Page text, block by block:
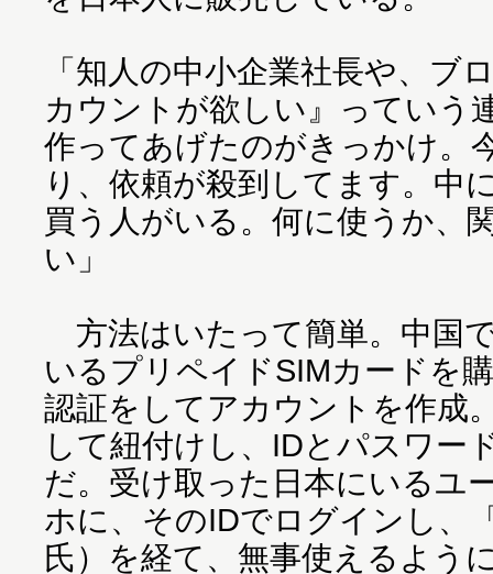
「知人の中小企業社長や、ブ
カウントが欲しい』っていう
作ってあげたのがきっかけ。
り、依頼が殺到してます。中
買う人がいる。何に使うか、
い」
方法はいたって簡単。中国
いるプリペイドSIMカードを
認証をしてアカウントを作成
して紐付けし、IDとパスワー
だ。受け取った日本にいるユ
ホに、そのIDでログインし、
氏）を経て、無事使えるよう